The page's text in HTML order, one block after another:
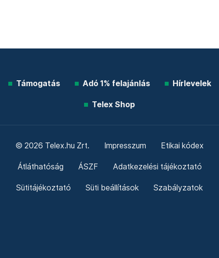
Támogatás Adó 1% felajánlás Hírlevelek
Telex Shop
© 2026 Telex.hu Zrt. Impresszum Etikai kódex
Átláthatóság ÁSZF Adatkezelési tájékoztató
Sütitájékoztató Süti beállítások Szabályzatok